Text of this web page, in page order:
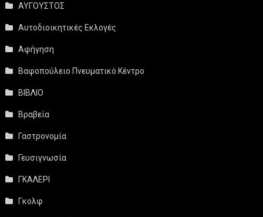
ΑΥΓΟΥΣΤΟΣ
Αυτοδιοικητικές Εκλογές
Αφήγηση
Βαφοπούλειο Πνευματικό Κέντρο
ΒΙΒΛΙΟ
Βραβεία
Γαστρονομία
Γευσιγνωσία
ΓΚΑΛΕΡΙ
Γκολφ